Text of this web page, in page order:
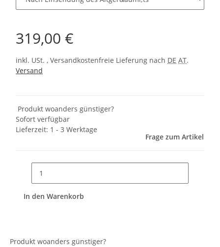
319,00 €
inkl. USt. , Versandkostenfreie Lieferung nach DE AT.
Versand
Produkt woanders günstiger?
Sofort verfügbar
Lieferzeit: 1 - 3 Werktage
Frage zum Artikel
In den Warenkorb
Produkt woanders günstiger?